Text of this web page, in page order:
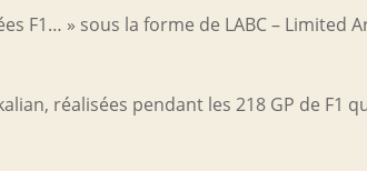
F1… » sous la forme de LABC – Limited
réalisées pendant les 218 GP de F1